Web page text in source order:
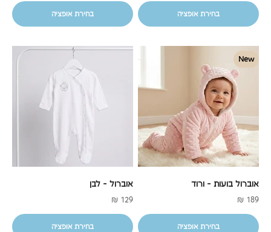
בחירת אופציה בחירת אופציה
New
אוברול בועות - ורוד
מחיר מבצע
189 ₪
בחירת אופציה
אוברול - לבן
מחיר מבצע
129 ₪
בחירת אופציה